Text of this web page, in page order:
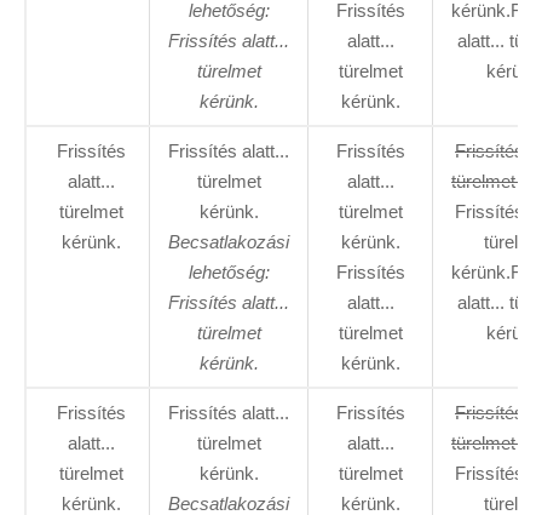
lehetőség:
Frissítés alatt...
türelmet
kérünk.
Frissítés
alatt...
türelmet
kérünk.
alatt...
Frissítés
alatt...
türelmet
kérünk.
Frissítés alatt...
türelmet
kérünk.
Becsatlakozási
lehetőség:
Frissítés alatt...
türelmet
kérünk.
Frissítés
alatt...
türelmet
kérünk.
Frissítés
alatt...
türelmet
kérünk.
Frissítés
türelmet
Frissítés
alatt...
Frissítés
alatt...
türelmet
kérünk.
Frissítés alatt...
türelmet
kérünk.
Becsatlakozási
Frissítés
alatt...
türelmet
kérünk.
Frissítés
türelmet
Frissítés